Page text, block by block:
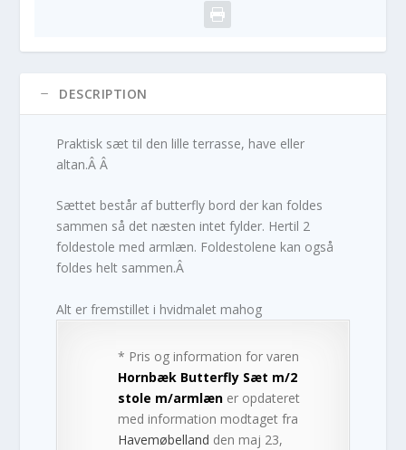
DESCRIPTION
Praktisk sæt til den lille terrasse, have eller
altan.Â Â
Sættet består af butterfly bord der kan foldes
sammen så det næsten intet fylder. Hertil 2
foldestole med armlæn. Foldestolene kan også
foldes helt sammen.Â
Alt er fremstillet i hvidmalet mahog
* Pris og information for varen
Hornbæk Butterfly Sæt m/2
stole m/armlæn er opdateret
med information modtaget fra
Havemøbelland den maj 23,